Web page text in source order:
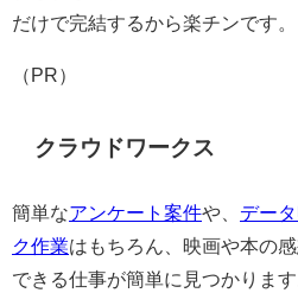
だけで完結するから楽チンです。
（PR）
クラウドワークス
簡単なアンケート案件や、 デー
ク作業はもちろん、映画や本の
できる仕事が簡単に見つかります